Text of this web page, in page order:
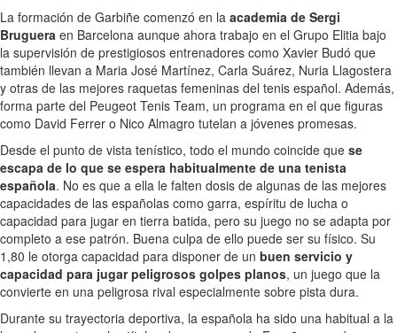
La formación de Garbiñe comenzó en la academia de Sergi
Bruguera en Barcelona aunque ahora trabajo en el Grupo Elitia bajo
la supervisión de prestigiosos entrenadores como Xavier Budó que
también llevan a Maria José Martínez, Carla Suárez, Nuria Llagostera
y otras de las mejores raquetas femeninas del tenis español. Además,
forma parte del Peugeot Tenis Team, un programa en el que figuras
como David Ferrer o Nico Almagro tutelan a jóvenes promesas.
Desde el punto de vista tenístico, todo el mundo coincide que se
escapa de lo que se espera habitualmente de una tenista
española. No es que a ella le falten dosis de algunas de las mejores
capacidades de las españolas como garra, espíritu de lucha o
capacidad para jugar en tierra batida, pero su juego no se adapta por
completo a ese patrón. Buena culpa de ello puede ser su físico. Su
1,80 le otorga capacidad para disponer de un buen servicio y
capacidad para jugar peligrosos golpes planos, un juego que la
convierte en una peligrosa rival especialmente sobre pista dura.
Durante su trayectoria deportiva, la española ha sido una habitual a la